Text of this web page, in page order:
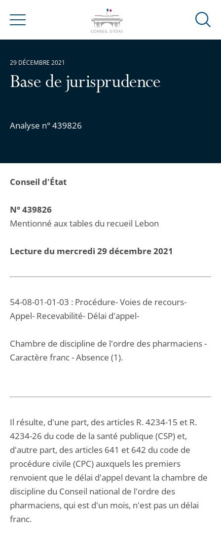
Menu
Ouvrir
Base de jurisprudence
Analyse n° 439826
29 DÉCEMBRE 2021
Conseil d'État
N° 439826
Mentionné aux tables du recueil Lebon
Lecture du mercredi 29 décembre 2021
54-08-01-01-03 : Procédure- Voies de recours-
Appel- Recevabilité- Délai d'appel-
Chambre de discipline de l'ordre des pharmaciens -
Caractère franc - Absence (1).
Il résulte, d'une part, des articles R. 4234-15 et R.
4234-26 du code de la santé publique (CSP) et,
d'autre part, des articles 641 et 642 du code de
procédure civile (CPC) auxquels les premiers
renvoient que le délai d'appel devant la chambre de
discipline du Conseil national de l'ordre des
pharmaciens, qui est d'un mois, n'est pas un délai
franc.